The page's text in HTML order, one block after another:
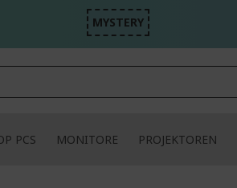
MYSTERY
PCS MONITORE PROJEKTOREN